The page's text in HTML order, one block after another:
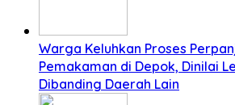
Warga Keluhkan Proses
Pemakaman di Depok, Dinilai
Dibanding Daerah Lain